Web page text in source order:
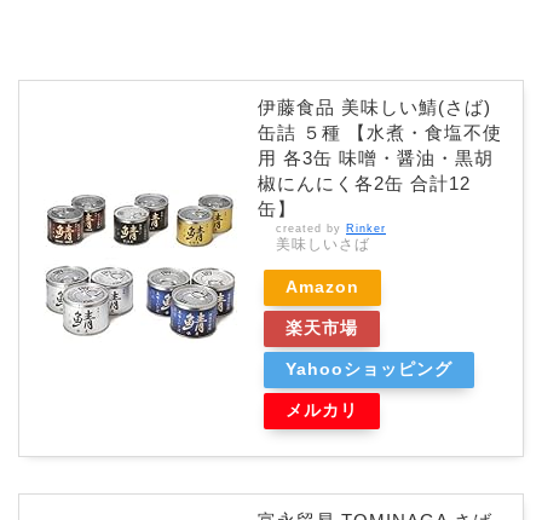
伊藤食品 美味しい鯖(さば)
缶詰 ５種 【水煮・食塩不使
用 各3缶 味噌・醤油・黒胡
椒にんにく各2缶 合計12
缶】
created by Rinker
美味しいさば
Amazon
楽天市場
Yahooショッピング
メルカリ